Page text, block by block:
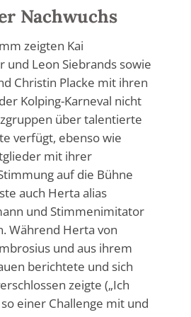
Nachwuchs
zeigten Kai
und Leon Siebrands sowie
Christin Placke mit ihren
Kolping-Karneval nicht
über talentierte
verfügt, ebenso wie
mit ihrer
auf die Bühne
auch Herta alias
und Stimmenimitator
Während Herta von
und aus ihrem
berichtete und sich
zeigte („Ich
einer Challenge mit und